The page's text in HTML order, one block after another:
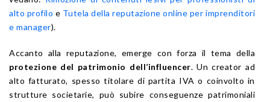
alto profilo e Tutela della reputazione online per imprenditori
e manager).
Accanto alla reputazione, emerge con forza il tema della
protezione del patrimonio dell’influencer. Un creator ad
alto fatturato, spesso titolare di partita IVA o coinvolto in
strutture societarie, può subire conseguenze patrimoniali